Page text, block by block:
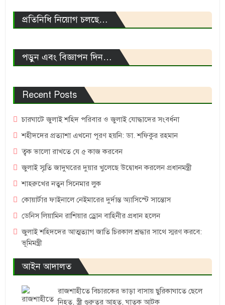
প্রতিনিধি নিয়োগ চলছে…
পড়ুন এবং বিজ্ঞাপন দিন…
Recent Posts
চারঘাটে জুলাই শহিদ পরিবার ও জুলাই যোদ্ধাদের সংবর্ধনা
শহীদদের প্রত্যাশা এখনো পূরণ হয়নি: ডা. শফিকুর রহমান
ত্বক ভালো রাখতে যে ৫ কাজ করবেন
জুলাই স্মৃতি জাদুঘরের দুয়ার খুলেছে উদ্বোধন করলেন প্রধানমন্ত্রী
শাহরুখের নতুন সিনেমার লুক
কোয়ার্টার ফাইনালে নেইমারের দুর্দান্ত অ্যাসিস্টে সান্তোস
ডেনিস লিয়ামিন রাশিয়ার ড্রোন বাহিনীর প্রধান হলেন
জুলাই শহিদদের আত্মত্যাগ জাতি চিরকাল শ্রদ্ধার সাথে স্মরণ করবে:
ভূমিমন্ত্রী
আইন আদালত
রাজশাহীতে বিচারকের ভাড়া বাসায় ছুরিকাঘাতে ছেলে
নিহত, স্ত্রী গুরুতর আহত, ঘাতক আটক